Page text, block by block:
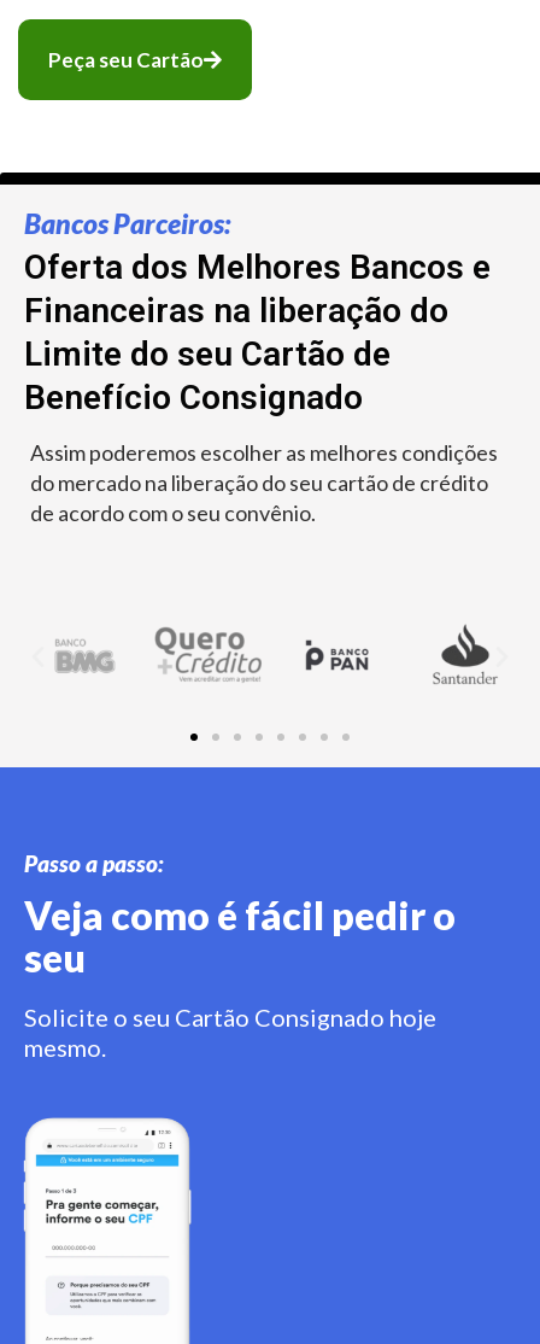
Peça seu Cartão
Bancos Parceiros:
Oferta dos Melhores Bancos e
Financeiras na liberação do
Limite do seu Cartão de
Benefício Consignado
Assim poderemos escolher as melhores condições
do mercado na liberação do seu cartão de crédito
de acordo com o seu convênio.
Passo a passo:
Veja como é fácil pedir o
seu
Solicite o seu Cartão Consignado hoje
mesmo.